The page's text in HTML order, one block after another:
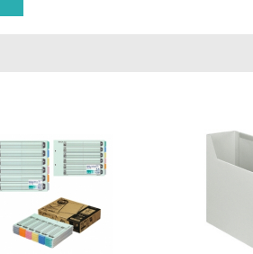
減目標や計画を立てている
クル目標や計画を立てている
林、天然林保護、間伐＞、認証品の